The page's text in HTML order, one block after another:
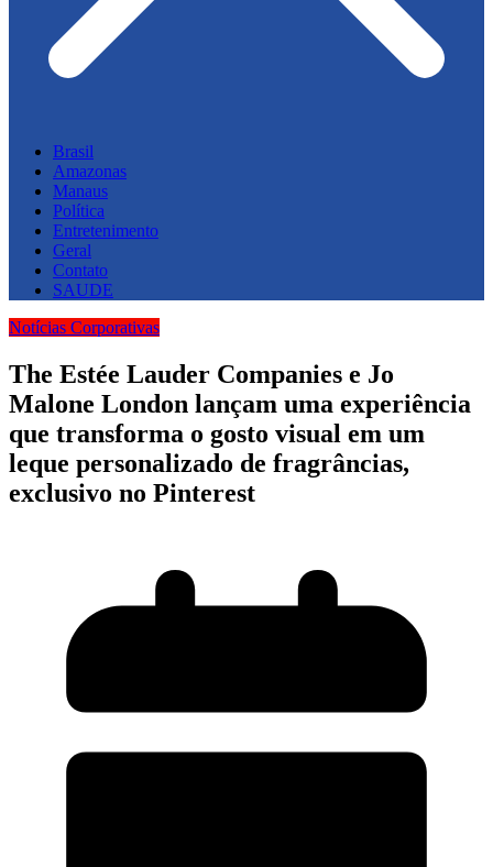
Brasil
Amazonas
Manaus
Política
Entretenimento
Geral
Contato
SAUDE
Notícias Corporativas
The Estée Lauder Companies e Jo
Malone London lançam uma experiência
que transforma o gosto visual em um
leque personalizado de fragrâncias,
exclusivo no Pinterest